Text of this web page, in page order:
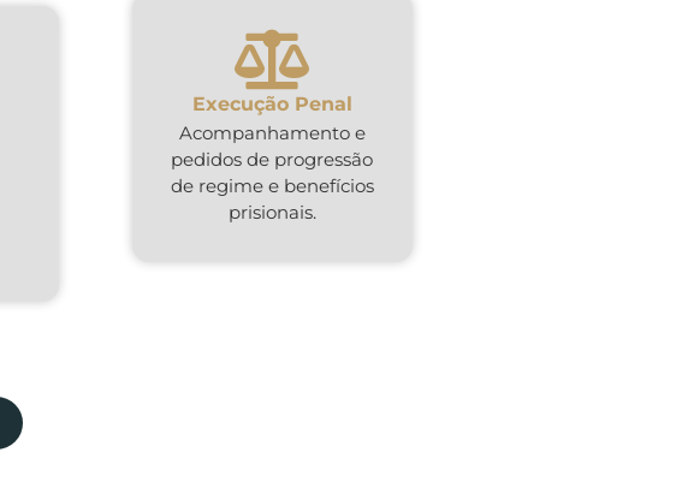
Execução Penal
Acompanhamento e
pedidos de progressão
de regime e benefícios
prisionais.